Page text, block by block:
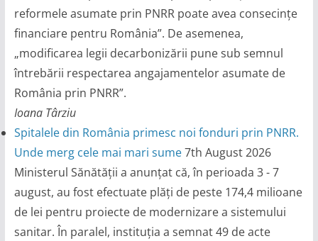
reformele asumate prin PNRR poate avea consecințe
financiare pentru România”. De asemenea,
„modificarea legii decarbonizării pune sub semnul
întrebării respectarea angajamentelor asumate de
România prin PNRR”.
Ioana Târziu
Spitalele din România primesc noi fonduri prin PNRR.
Unde merg cele mai mari sume7th August 2026
Ministerul Sănătății a anunțat că, în perioada 3 - 7
august, au fost efectuate plăți de peste 174,4 milioane
de lei pentru proiecte de modernizare a sistemului
sanitar. În paralel, instituția a semnat 49 de acte